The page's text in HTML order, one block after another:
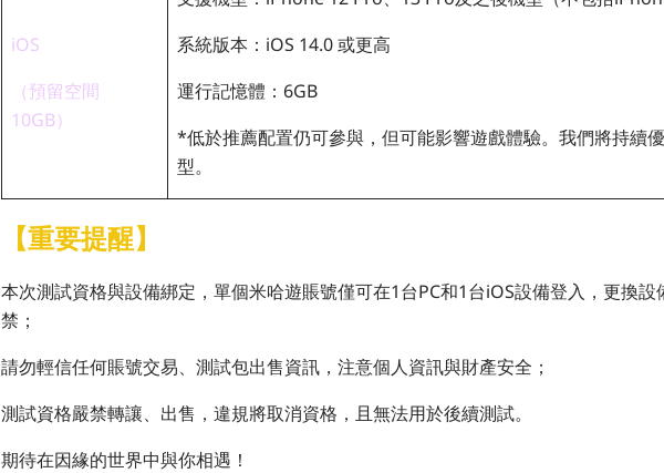
iOS
（預留空間
10GB）
系統版本：iOS 14.0 或更高
運行記憶體：6GB
*低於推薦配置仍可參與，但可能影響遊戲體驗。我們將持續
型。
【重要提醒】
本次測試資格與設備綁定，單個米哈遊賬號僅可在1台PC和1台iOS設備登入，更換
禁；
請勿輕信任何賬號交易、測試包出售資訊，注意個人資訊與財產安全；
測試資格嚴禁轉讓、出售，違規將取消資格，且無法用於後續測試。
期待在因緣的世界中與你相遇！